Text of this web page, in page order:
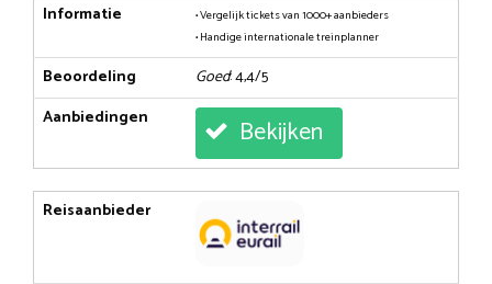
Informatie
• Vergelijk tickets van 1000+ aanbieders
• Handige internationale treinplanner
Beoordeling Goed: 4,4/5
Aanbiedingen
Bekijken
Reisaanbieder